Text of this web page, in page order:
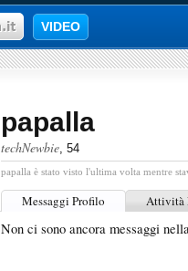
VIDEO
papalla
techNewbie, 54
papalla è stato visto l'ultima volta mentre
Messaggi Profilo Attività
Non ci sono ancora messaggi